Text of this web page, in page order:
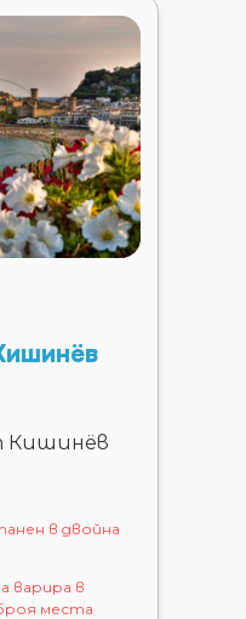
Кишинёв
в двойна
варира в
места